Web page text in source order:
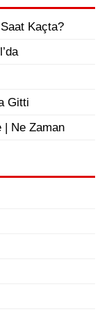
Kaçta?
Gitti
| Ne Zaman